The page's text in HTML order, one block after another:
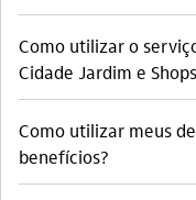
Como utilizar o
Cidade Jardim e
Como utilizar meus
benefícios?